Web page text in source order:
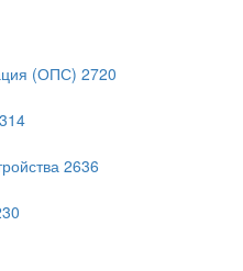
(ОПС) 2720
2636